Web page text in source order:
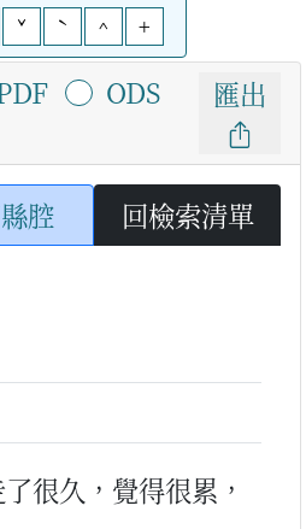
ˇ ˋ ^ +
ODS 匯出
腔 回檢索清單
了很久，覺得很累，